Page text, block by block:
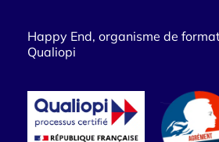
Happy End, organisme de
Qualiopi